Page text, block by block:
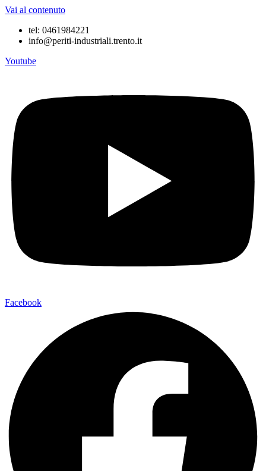
Vai al contenuto
tel: 0461984221
info@periti-industriali.trento.it
Youtube
Facebook